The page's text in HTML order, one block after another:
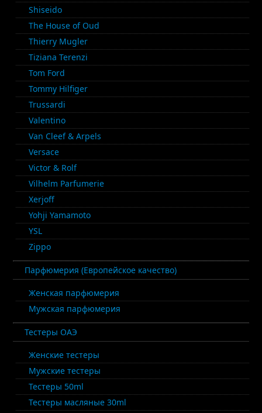
Shiseido
The House of Oud
Thierry Mugler
Tiziana Terenzi
Tom Ford
Tommy Hilfiger
Trussardi
Valentino
Van Cleef & Arpels
Versace
Victor & Rolf
Vilhelm Parfumerie
Xerjoff
Yohji Yamamoto
YSL
Zippo
Парфюмерия (Европейское качество)
Женская парфюмерия
Мужская парфюмерия
Тестеры ОАЭ
Женские тестеры
Мужские тестеры
Тестеры 50ml
Тестеры масляные 30ml